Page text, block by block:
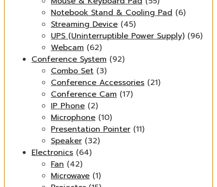
Notebook Stand & Cooling Pad (6)
Streaming Device (45)
UPS (Uninterruptible Power Supply) (96)
Webcam (62)
Conference System (92)
Combo Set (3)
Conference Accessories (21)
Conference Cam (17)
IP Phone (2)
Microphone (10)
Presentation Pointer (11)
Speaker (32)
Electronics (64)
Fan (42)
Microwave (1)